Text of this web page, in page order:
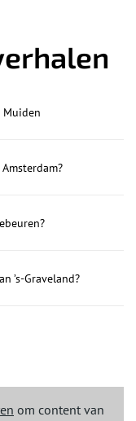
Muiden
’s-Graveland?
om content van